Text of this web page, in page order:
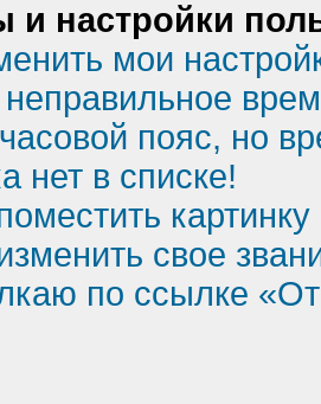
и настройки
мои
пояс, но
нет в списке!
свое
по ссылке